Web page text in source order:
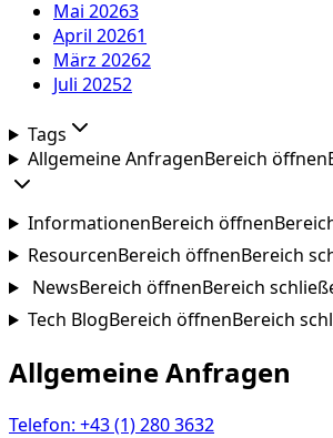
Mai 20263
April 20261
März 20262
Juli 20252
Tags
Allgemeine AnfragenBereich öffnen
InformationenBereich öffnen
ResourcenBereich öffnenBereich
NewsBereich öffnenBereich
Tech BlogBereich öffnenBereich
Allgemeine Anfragen
Telefon: +43 (1) 280 3632